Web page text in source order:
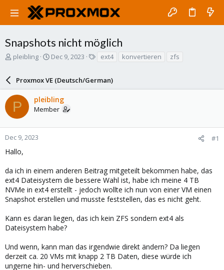
Snapshots nicht möglich
T
a
d
s
t
a
r
e
pleibling
S
r
t
d
a
e
Dec 9, 2023
s
ext4 konvertieren zfs
Proxmox VE (Deutsch/German)
P pleibling
Member
Dec 9, 2023 #1
Hallo,
da ich in einem anderen Beitrag mitgeteilt bekommen habe, das
ext4 Dateisystem die bessere Wahl ist, habe ich meine 4 TB
NVMe in ext4 erstellt - jedoch wollte ich nun von einer VM einen
Snapshot erstellen und musste feststellen, das es nicht geht.
Kann es daran liegen, das ich kein ZFS sondern ext4 als
Dateisystem habe?
Und wenn, kann man das irgendwie direkt ändern? Da liegen
derzeit ca. 20 VMs mit knapp 2 TB Daten, diese würde ich
ungerne hin- und herverschieben.